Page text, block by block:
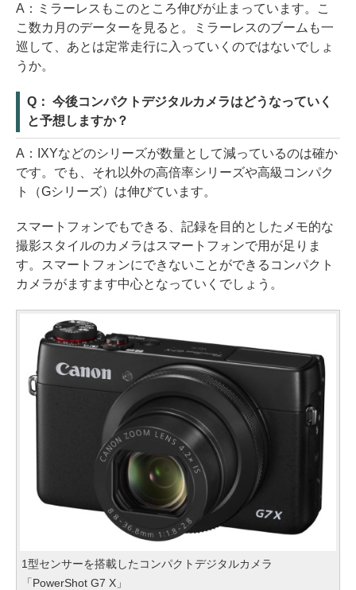
A：ミラーレスもこのところ伸びが止まっています。こ
こ数カ月のデーターを見ると。ミラーレスのブームも一
巡して、あとは定常走行に入っていくのではないでしょ
うか。
Q： 今後コンパクトデジタルカメラはどうなっていく
と予想しますか？
A：IXYなどのシリーズが数量として減っているのは確か
です。でも、それ以外の高倍率シリーズや高級コンパク
ト（Gシリーズ）は伸びています。
スマートフォンでもできる、記録を目的としたメモ的な
撮影スタイルのカメラはスマートフォンで用が足りま
す。スマートフォンにできないことができるコンパクト
カメラがますます中心となっていくでしょう。
1型センサーを搭載したコンパクトデジタルカメラ
「PowerShot G7 X」